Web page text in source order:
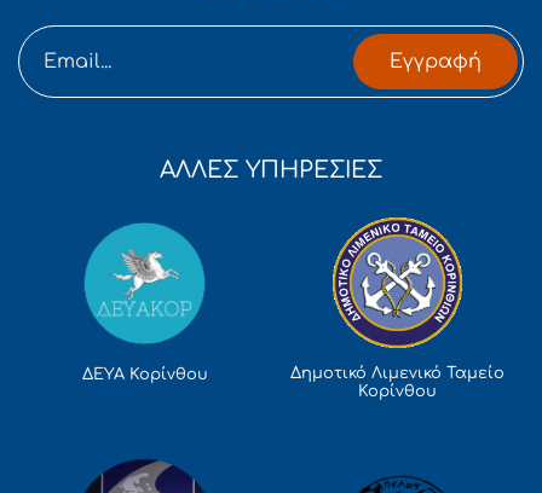
Εγγραφή
ΑΛΛΕΣ ΥΠΗΡΕΣΙΕΣ
ΔΕΥΑ Κορίνθου
Δημοτικό Λιμενικό Ταμείο
Κορίνθου